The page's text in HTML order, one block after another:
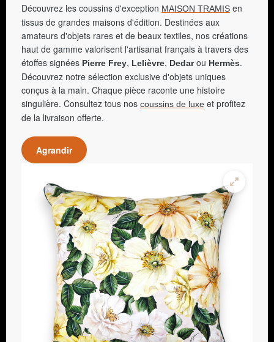
Découvrez les coussins d'exception MAISON TRAMIS en
tissus de grandes maisons d'édition. Destinées aux
amateurs d'objets rares et de beaux textiles, nos créations
haut de gamme valorisent l'artisanat français à travers des
étoffes signées Pierre Frey, Lelièvre, Dedarou Hermès.
Découvrez notre sélection exclusive d'objets uniques
conçus à la main. Chaque pièce raconte une histoire
singulière. Consultez tous nos coussins de luxe et profitez
de la livraison offerte.
Agrandir